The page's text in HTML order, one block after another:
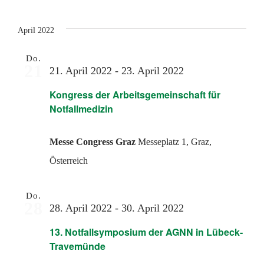
April 2022
Do.
Kongress der Arbeitsgemeinschaft für
Notfallmedizin
21. April 2022 - 23. April 2022
Messe Congress Graz Messeplatz 1, Graz,
Österreich
Do.
13. Notfallsymposium der AGNN in Lübeck-
Travemünde
28. April 2022 - 30. April 2022